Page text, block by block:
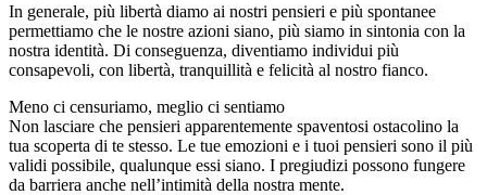
In generale, più libertà diamo ai nostri pensieri e più spontanee
permettiamo che le nostre azioni siano, più siamo in sintonia con la
nostra identità. Di conseguenza, diventiamo individui più
consapevoli, con libertà, tranquillità e felicità al nostro fianco.
Meno ci censuriamo, meglio ci sentiamo
Non lasciare che pensieri apparentemente spaventosi ostacolino la
tua scoperta di te stesso. Le tue emozioni e i tuoi pensieri sono il più
validi possibile, qualunque essi siano. I pregiudizi possono fungere
da barriera anche nell’intimità della nostra mente.